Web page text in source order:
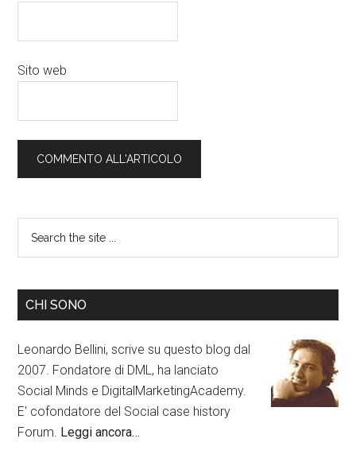
Sito web
CHI SONO
Leonardo Bellini, scrive su questo blog dal
2007. Fondatore di DML, ha lanciato
Social Minds e DigitalMarketingAcademy.
E' cofondatore del Social case history
Forum. Leggi ancora…